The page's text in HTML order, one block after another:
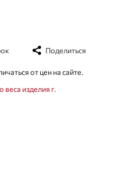
Поделиться
от цен на сайте.
веса изделия г.